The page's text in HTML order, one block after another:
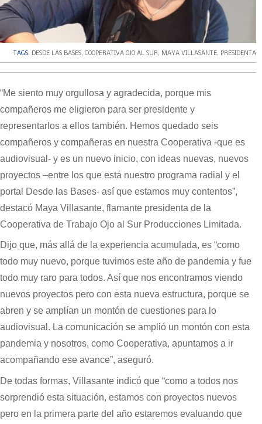
TAGS: DESDE LAS BASES, COOPERATIVA OJO AL SUR, MAYA VILLASANTE, PRESIDENTA
“Me siento muy orgullosa y agradecida, porque mis
compañeros me eligieron para ser presidente y
representarlos a ellos también. Hemos quedado seis
compañeros y compañeras en nuestra Cooperativa -que es
audiovisual- y es un nuevo inicio, con ideas nuevas, nuevos
proyectos –entre los que está nuestro programa radial y el
portal Desde las Bases- así que estamos muy contentos”,
destacó Maya Villasante, flamante presidenta de la
Cooperativa de Trabajo Ojo al Sur Producciones Limitada.
Dijo que, más allá de la experiencia acumulada, es “como
todo muy nuevo, porque tuvimos este año de pandemia y fue
todo muy raro para todos. Así que nos encontramos viendo
nuevos proyectos pero con esta nueva estructura, porque se
abren y se amplían un montón de cuestiones para lo
audiovisual. La comunicación se amplió un montón con esta
pandemia y nosotros, como Cooperativa, apuntamos a ir
acompañando ese avance”, aseguró.
De todas formas, Villasante indicó que “como a todos nos
sorprendió esta situación, estamos con proyectos nuevos
pero en la primera parte del año estaremos evaluando que